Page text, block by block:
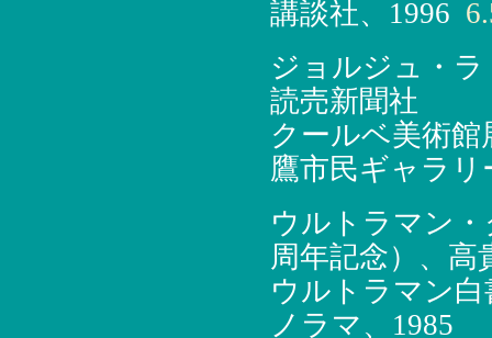
講談社、1996
ジョルジュ・
読売新聞社
クールベ美術
鷹市民ギャラリ
ウルトラマン
周年記念）、高
ウルトラマン
ノラマ、1985